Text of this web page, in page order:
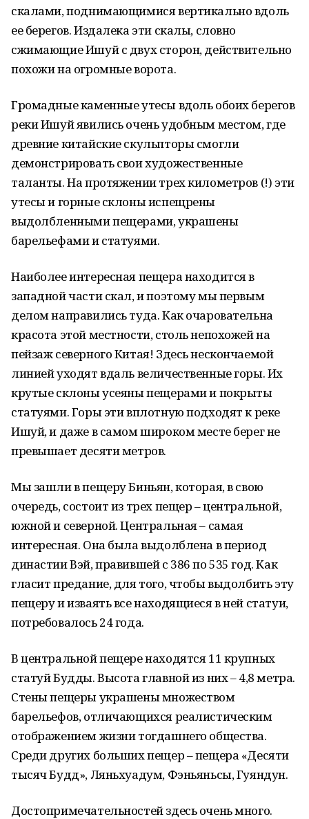
скалами, поднимающимися вертикально вдоль
ее берегов. Издалека эти скалы, словно
сжимающие Ишуй с двух сторон, действительно
похожи на огромные ворота.
Громадные каменные утесы вдоль обоих берегов
реки Ишуй явились очень удобным местом, где
древние китайские скульпторы смогли
демонстрировать свои художественные
таланты. На протяжении трех километров (!) эти
утесы и горные склоны испещрены
выдолбленными пещерами, украшены
барельефами и статуями.
Наиболее интересная пещера находится в
западной части скал, и поэтому мы первым
делом направились туда. Как очаровательна
красота этой местности, столь непохожей на
пейзаж северного Китая! Здесь нескончаемой
линией уходят вдаль величественные горы. Их
крутые склоны усеяны пещерами и покрыты
статуями. Горы эти вплотную подходят к реке
Ишуй, и даже в самом широком месте берег не
превышает десяти метров.
Мы зашли в пещеру Биньян, которая, в свою
очередь, состоит из трех пещер – центральной,
южной и северной. Центральная – самая
интересная. Она была выдолблена в период
династии Вэй, правившей с 386 по 535 год. Как
гласит предание, для того, чтобы выдолбить эту
пещеру и изваять все находящиеся в ней статуи,
потребовалось 24 года.
В центральной пещере находятся 11 крупных
статуй Будды. Высота главной из них – 4,8 метра.
Стены пещеры украшены множеством
барельефов, отличающихся реалистическим
отображением жизни тогдашнего общества.
Среди других больших пещер – пещера «Десяти
тысяч Будд», Ляньхуадум, Фэньяньсы, Гуяндун.
Достопримечательностей здесь очень много.